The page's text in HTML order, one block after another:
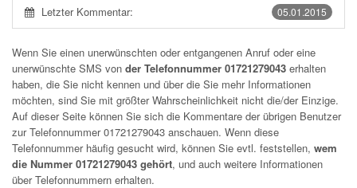
05.01.2015
Letzter Kommentar:
Wenn Sie einen unerwünschten oder entgangenen Anruf oder eine
unerwünschte SMS von der Telefonnummer 01721279043 erhalten
haben, die Sie nicht kennen und über die Sie mehr Informationen
möchten, sind Sie mit größter Wahrscheinlichkeit nicht die/der Einzige.
Auf dieser Seite können Sie sich die Kommentare der übrigen Benutzer
zur Telefonnummer01721279043 anschauen. Wenn diese
Telefonnummer häufig gesucht wird, können Sie evtl. feststellen, wem
die Nummer 01721279043 gehört, und auch weitere Informationen
über Telefonnummern erhalten.